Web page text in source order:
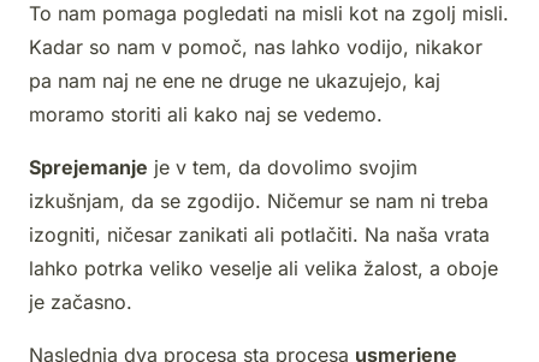
To nam pomaga pogledati na misli kot na zgolj misli.
Kadar so nam v pomoč, nas lahko vodijo, nikakor
pa nam naj ne ene ne druge ne ukazujejo, kaj
moramo storiti ali kako naj se vedemo.
Sprejemanje je v tem, da dovolimo svojim
izkušnjam, da se zgodijo. Ničemur se nam ni treba
izogniti, ničesar zanikati ali potlačiti. Na naša vrata
lahko potrka veliko veselje ali velika žalost, a oboje
je začasno.
Naslednja dva procesa sta procesa usmerjene